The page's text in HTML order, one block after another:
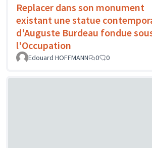
Replacer dans son monument
existant une statue
d'Auguste Burdeau fondue
l'Occupation
Edouard HOFFMANN 0 0